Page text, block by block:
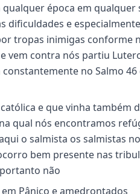
época em qualquer
dificuldades e
tropas inimigas conforme
vem contra nós partiu
no Salmo
e que vinha também
qual nós encontramos
o salmista os salmistas
bem presente nas
não
Pânico e amedrontados